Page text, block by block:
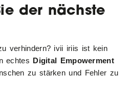
der nächste
verhindern? ivii iriis ist kein
echtes Digital Empowerment
zu stärken und Fehler zu